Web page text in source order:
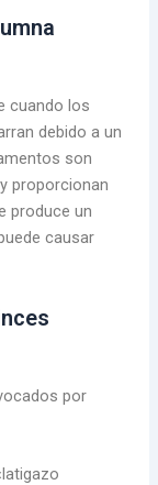
cuando los
debido a un
son
proporcionan
produce un
causar
por